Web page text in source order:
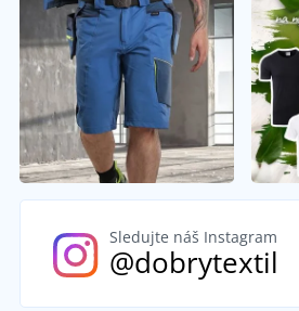
Sledujte náš Instagram
@dobrytextil